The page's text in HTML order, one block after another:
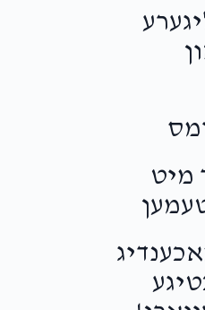
מיט
זיכערמאכענדיג